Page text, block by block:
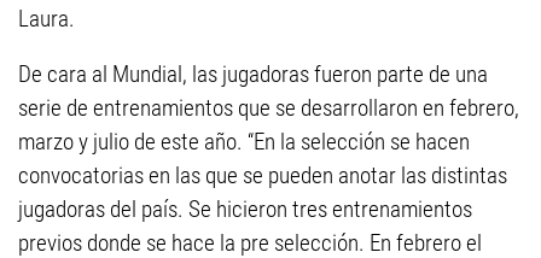
Laura.
De cara al Mundial, las jugadoras fueron parte de una
serie de entrenamientos que se desarrollaron en febrero,
marzo y julio de este año. “En la selección se hacen
convocatorias en las que se pueden anotar las distintas
jugadoras del país. Se hicieron tres entrenamientos
previos donde se hace la pre selección. En febrero el